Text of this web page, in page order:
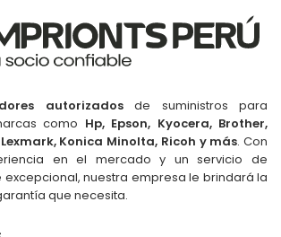
autorizadosde suministros para
como Hp, Epson, Kyocera, Brother,
Konica Minolta, Ricoh y más. Con
en el mercado y un servicio de
nuestra empresa le brindará la
que necesita.